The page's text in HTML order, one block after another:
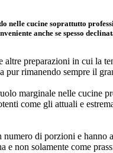
nelle cucine soprattutto
anche se spesso
altre preparazioni in cui la
rimanendo sempre il
marginale nelle cucine
come gli attuali e
di porzioni e hanno
non solamente come